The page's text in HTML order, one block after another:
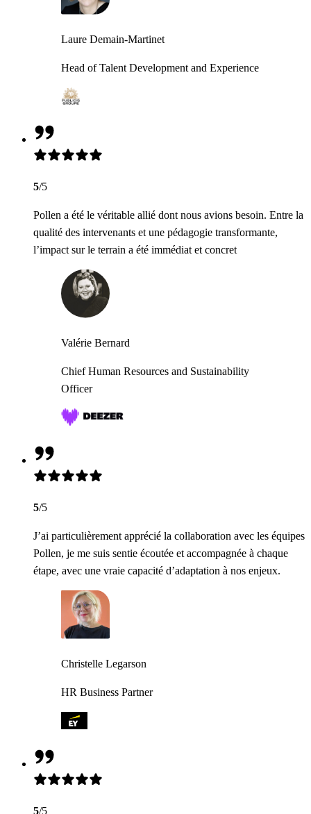
Laure Demain-Martinet
Head of Talent Development and Experience
5/5
Pollen a été le véritable allié dont nous avions besoin. Entre la
qualité des intervenants et une pédagogie transformante,
l’impact sur le terrain a été immédiat et concret
Valérie Bernard
Chief Human Resources and Sustainability
Officer
5/5
J’ai particulièrement apprécié la collaboration avec les équipes
Pollen, je me suis sentie écoutée et accompagnée à chaque
étape, avec une vraie capacité d’adaptation à nos enjeux.
Christelle Legarson
HR Business Partner
5/5